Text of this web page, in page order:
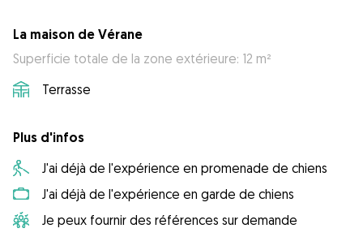
La maison de Vérane
Superficie totale de la zone extérieure: 12 m²
Terrasse
Plus d'infos
J'ai déjà de l'expérience en promenade de chiens
J'ai déjà de l'expérience en garde de chiens
Je peux fournir des références sur demande